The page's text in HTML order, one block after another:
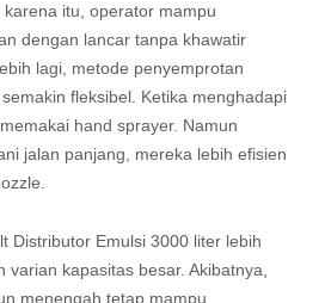
itu, operator mampu
dengan lancar tanpa khawatir
lagi, metode penyemprotan
fleksibel. Ketika menghadapi
hand sprayer. Namun
jalan panjang, mereka lebih efisien
Distributor Emulsi 3000 liter lebih
kapasitas besar. Akibatnya,
menengah tetap mampu